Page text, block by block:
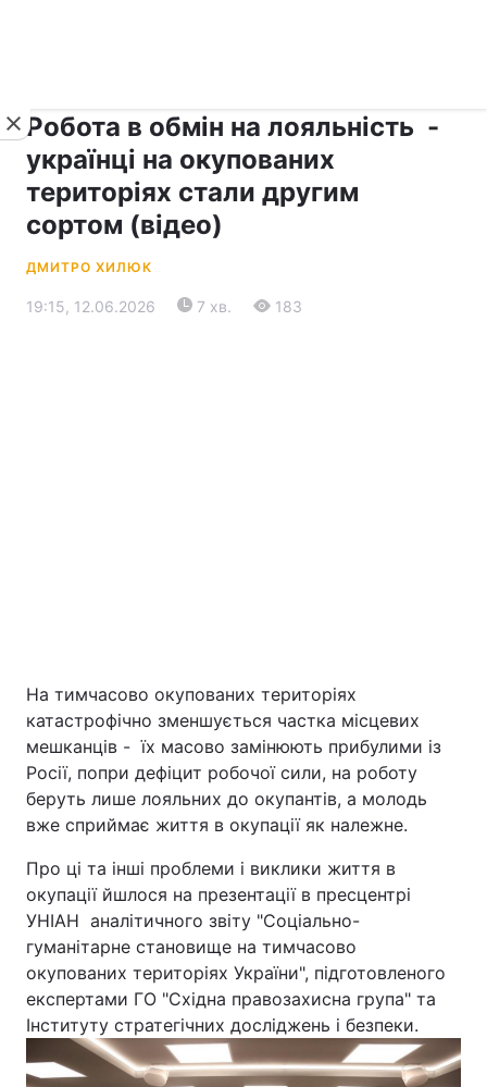
Головна Війна
Україна Політика
Економіка Світ
Екологія
РЕГІОНИ
Київ Львів
Дніпро Харків
Робота в обмін на лояльність -
українці на окупованих
територіях стали другим
сортом (відео)
ДМИТРО ХИЛЮК
19:15, 12.06.2026 7 хв. 183
На тимчасово окупованих територіях
катастрофічно зменшується частка місцевих
мешканців - їх масово замінюють прибулими із
Росії, попри дефіцит робочої сили, на роботу
беруть лише лояльних до окупантів, а молодь
вже сприймає життя в окупації як належне.
Про ці та інші проблеми і виклики життя в
окупації йшлося на презентації в пресцентрі
УНІАН аналітичного звіту "Соціально-
гуманітарне становище на тимчасово
окупованих територіях України", підготовленого
експертами ГО "Східна правозахисна група" та
Інституту стратегічних досліджень і безпеки.